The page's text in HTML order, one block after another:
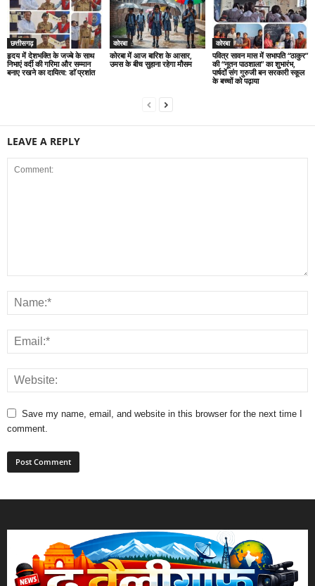
छत्तीसगढ़
हृदय में देशभक्ति के जज्बे के साथ
निभाएं वर्दी की गरिमा और सम्मान
बनाए रखने का दायित्व: डाॅ प्रशांत
कोरबा
कोरबा में आज बारिश के आसार,
उमस के बीच सुहाना रहेगा मौसम
कोरबा
पवित्र सावन मास में सभापति “ठाकुर”
की “नूतन पाठशाला” का शुभारंभ,
पार्षदों संग गुरुजी बन सरकारी स्कूल
के बच्चों को पढ़ाया
LEAVE A REPLY
Save my name, email, and website in this browser for the next time I
comment.